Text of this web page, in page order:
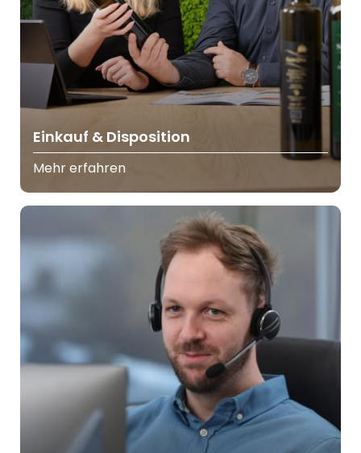
Einkauf & Disposition
Mehr erfahren